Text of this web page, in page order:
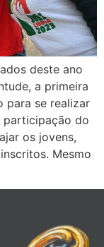
deste ano
a primeira
para se realizar
participação do
os jovens,
Mesmo